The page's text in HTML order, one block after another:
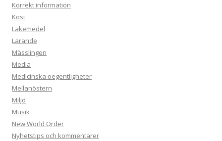
Korrekt information
Kost
Läkemedel
Lärande
Mässlingen
Media
Medicinska oegentligheter
Mellanöstern
Miljö
Musik
New World Order
Nyhetstips och kommentarer